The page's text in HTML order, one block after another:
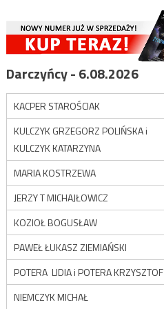
Darczyńcy - 6.08.2026
KACPER STAROŚCIAK
KULCZYK GRZEGORZ POLIŃSKA i
KULCZYK KATARZYNA
MARIA KOSTRZEWA
JERZY T MICHAJŁOWICZ
KOZIOŁ BOGUSŁAW
PAWEŁ ŁUKASZ ZIEMIAŃSKI
POTERA LIDIA i POTERA KRZYSZTOF
NIEMCZYK MICHAŁ